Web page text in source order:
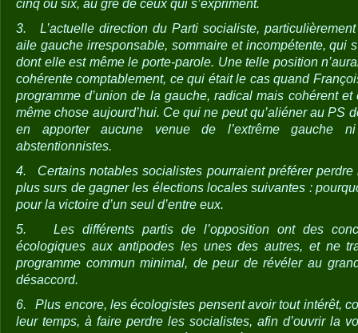
cinq ou six, au gré de ceux qui s’expriment.
3.
L’actuelle direction du Parti socialiste,
aile gauche irresponsable, sommaire et incompétente, qui
dont elle est même le porte-parole. Une telle position
cohérente comptablement, ce qui était le cas quand
programme d’union de la gauche, radical mais cohérent et
même chose aujourd’hui. Ce qui ne peut qu’aliéner au PS
en apporter aucune venue de l’extrême gauche
abstentionnistes.
4.
Certains notables socialistes pourraient préférer
plus surs de gagner les élections locales suivantes :
pour la victoire d’un seul d’entre eux.
5.
Les différents partis de l’opposition ont des
écologiques aux antipodes les unes des autres, et ne
programme commun minimal, de peur de révéler au
désaccord.
6.
Plus encore, les écologistes pensent avoir tout intérêt,
leur temps, à faire perdre les socialistes, afin d’ouvrir la